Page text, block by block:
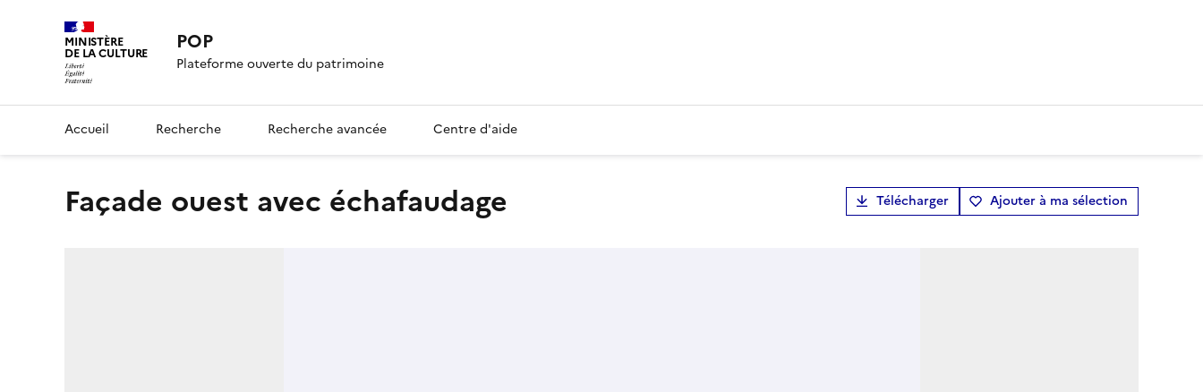
MINISTÈRE
DE LA CULTURE POP
Plateforme ouverte du patrimoine
Accueil Recherche Recherche avancée Centre d'aide
Façade ouest avec échafaudage Télécharger Ajouter à ma sélection